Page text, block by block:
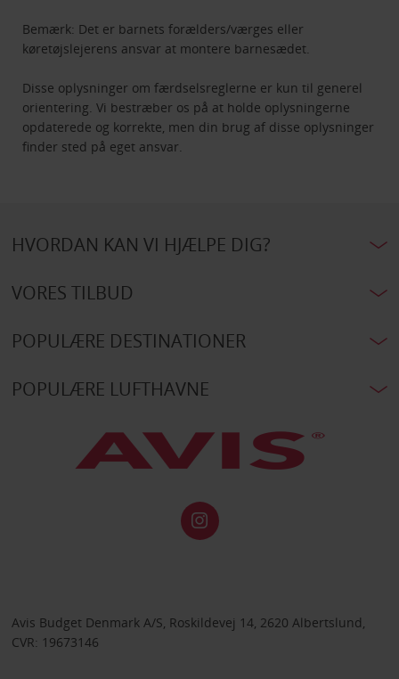
Bemærk: Det er barnets forælders/værges eller
køretøjslejerens ansvar at montere barnesædet.
Disse oplysninger om færdselsreglerne er kun til generel
orientering. Vi bestræber os på at holde oplysningerne
opdaterede og korrekte, men din brug af disse oplysninger
finder sted på eget ansvar.
HVORDAN KAN VI HJÆLPE DIG?
VORES TILBUD
POPULÆRE DESTINATIONER
POPULÆRE LUFTHAVNE
Avis Budget Denmark A/S, Roskildevej 14, 2620 Albertslund,
CVR: 19673146